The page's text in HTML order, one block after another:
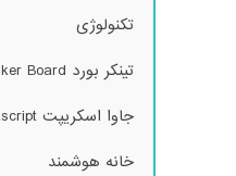
تکنولوژی
تینکر بورد Tinker Board
جاوا اسکریپت Javascript
خانه هوشمند